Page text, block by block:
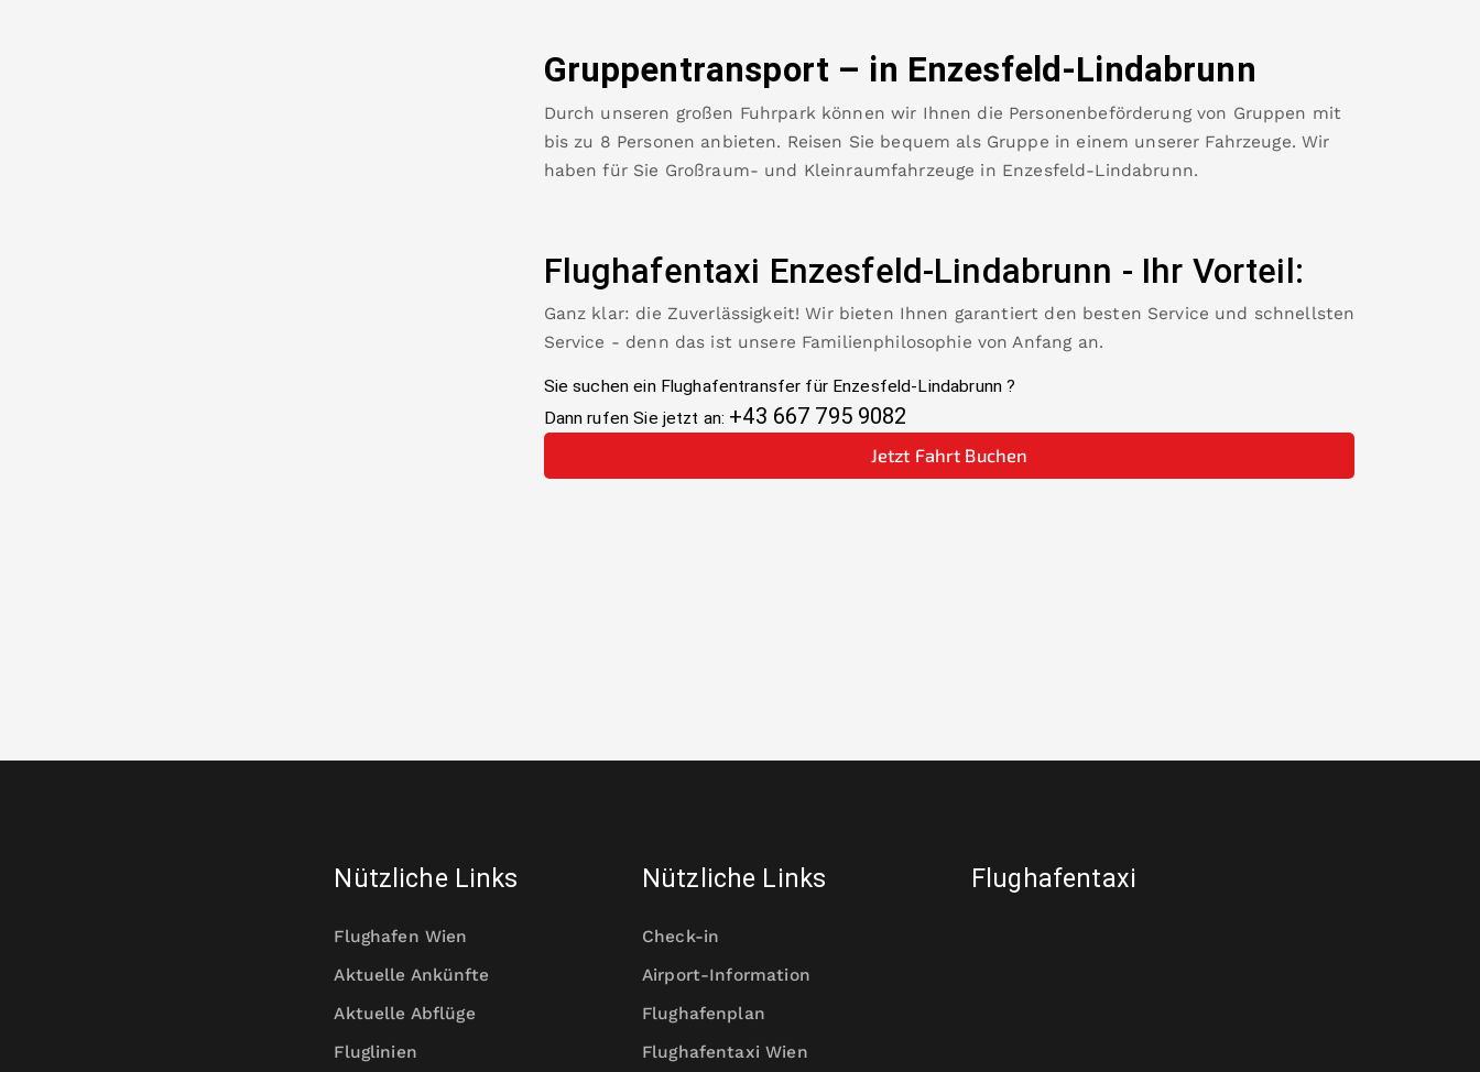
Gruppentransport – in Enzesfeld-Lindabrunn
Durch unseren großen Fuhrpark können wir Ihnen die Personenbeförderung von Gruppen mit
bis zu 8 Personen anbieten. Reisen Sie bequem als Gruppe in einem unserer Fahrzeuge. Wir
haben für Sie Großraum- und Kleinraumfahrzeuge in Enzesfeld-Lindabrunn.
Flughafentaxi Enzesfeld-Lindabrunn - Ihr Vorteil:
Ganz klar: die Zuverlässigkeit! Wir bieten Ihnen garantiert den besten Service und schnellsten
Service - denn das ist unsere Familienphilosophie von Anfang an.
Sie suchen ein Flughafentransfer für Enzesfeld-Lindabrunn?
Dann rufen Sie jetzt an: +43 667 795 9082
Jetzt Fahrt Buchen
Nützliche Links
Flughafen Wien
Aktuelle Ankünfte
Aktuelle Abflüge
Fluglinien
Nützliche Links
Check-in
Airport-Information
Flughafenplan
Flughafentaxi Wien
Flughafentaxi